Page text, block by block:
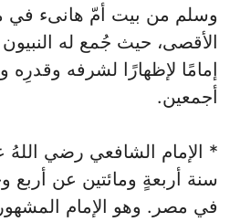
وسلم من بيت أمّ هانىء في
الأقصى، حيث جُمع له
إمامًا لإظهارًا لشرفه وقدرِه
أجمعين.
* الإمام الشافعي رضي
سنة أربعةٍ ومائتين عن
في مصر. وهو الإمام